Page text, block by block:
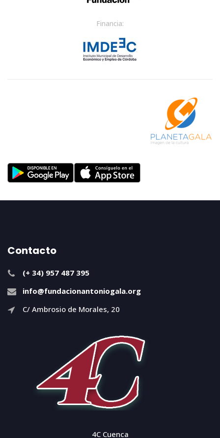
Financia:
Contacto
(+ 34) 957 487 395
info@fundacionantoniogala.org
C/ Ambrosio de Morales, 20
4C Cuenca